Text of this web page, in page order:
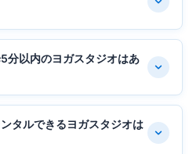
分以内のヨガスタジオはあ
タルできるヨガスタジオは